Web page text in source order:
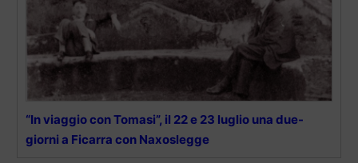
“In viaggio con Tomasi”, il 22 e 23 luglio una due-
giorni a Ficarra con Naxoslegge